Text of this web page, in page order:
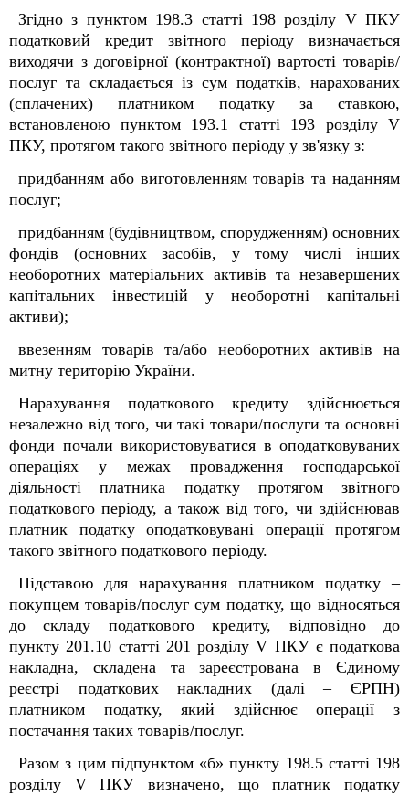
Згідно з пунктом 198.3 статті 198 розділу V ПКУ
податковий кредит звітного періоду визначається
виходячи з договірної (контрактної) вартості товарів/
послуг та складається із сум податків, нарахованих
(сплачених) платником податку за ставкою,
встановленою пунктом 193.1 статті 193 розділу V
ПКУ, протягом такого звітного періоду у зв'язку з:
придбанням або виготовленням товарів та наданням
послуг;
придбанням (будівництвом, спорудженням) основних
фондів (основних засобів, у тому числі інших
необоротних матеріальних активів та незавершених
капітальних інвестицій у необоротні капітальні
активи);
ввезенням товарів та/або необоротних активів на
митну територію України.
Нарахування податкового кредиту здійснюється
незалежно від того, чи такі товари/послуги та основні
фонди почали використовуватися в оподатковуваних
операціях у межах провадження господарської
діяльності платника податку протягом звітного
податкового періоду, а також від того, чи здійснював
платник податку оподатковувані операції протягом
такого звітного податкового періоду.
Підставою для нарахування платником податку –
покупцем товарів/послуг сум податку, що відносяться
до складу податкового кредиту, відповідно до
пункту 201.10 статті 201 розділу V ПКУ є податкова
накладна, складена та зареєстрована в Єдиному
реєстрі податкових накладних (далі – ЄРПН)
платником податку, який здійснює операції з
постачання таких товарів/послуг.
Разом з цим підпунктом «б» пункту 198.5 статті 198
розділу V ПКУ визначено, що платник податку